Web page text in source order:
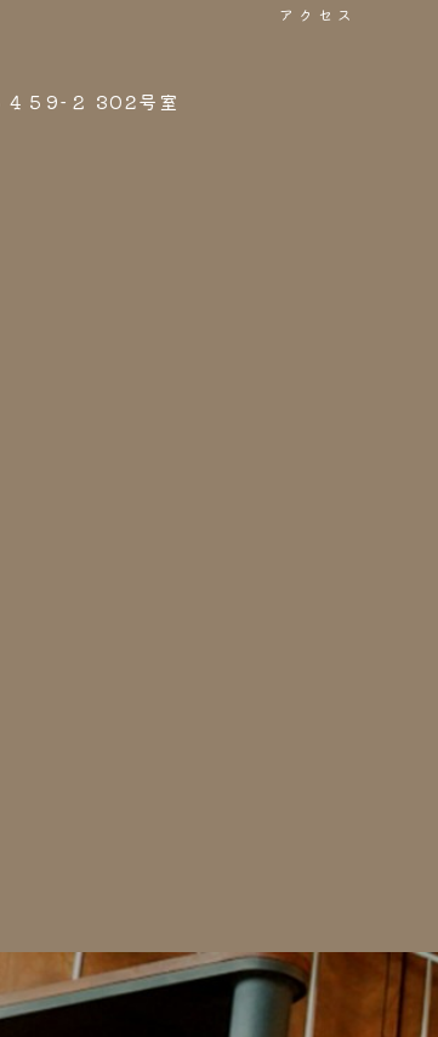
アクセス
４５9-２ 302号室